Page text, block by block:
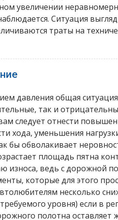
увеличении
Ситуация
траты на
давления общая ситуация
так и
следует отнести
хода, уменьшения
бы обволакивает
площадь пятна
износа, ведь с дорожной
которые для этого
несколько
уровня) если в
полотна оставляет